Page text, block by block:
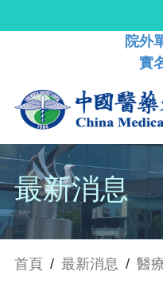
院外
實
最新消息
首頁 / 最新消息 / 醫